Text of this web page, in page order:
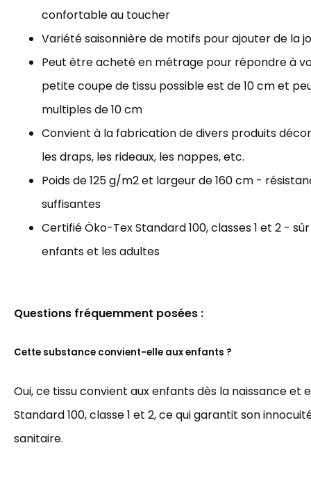
confortable au toucher
Variété saisonnière de motifs pour ajouter de la
Peut être acheté en métrage pour répondre à
petite coupe de tissu possible est de 10 cm et
multiples de 10 cm
Convient à la fabrication de divers produits
les draps, les rideaux, les nappes, etc.
Poids de 125 g/m2 et largeur de 160 cm -
suffisantes
Certifié Öko-Tex Standard 100, classes 1 et 2 -
enfants et les adultes
Questions fréquemment posées :
Cette substance convient-elle aux enfants ?
Oui, ce tissu convient aux enfants dès la naissance et
Standard 100, classe 1 et 2, ce qui garantit son
sanitaire.